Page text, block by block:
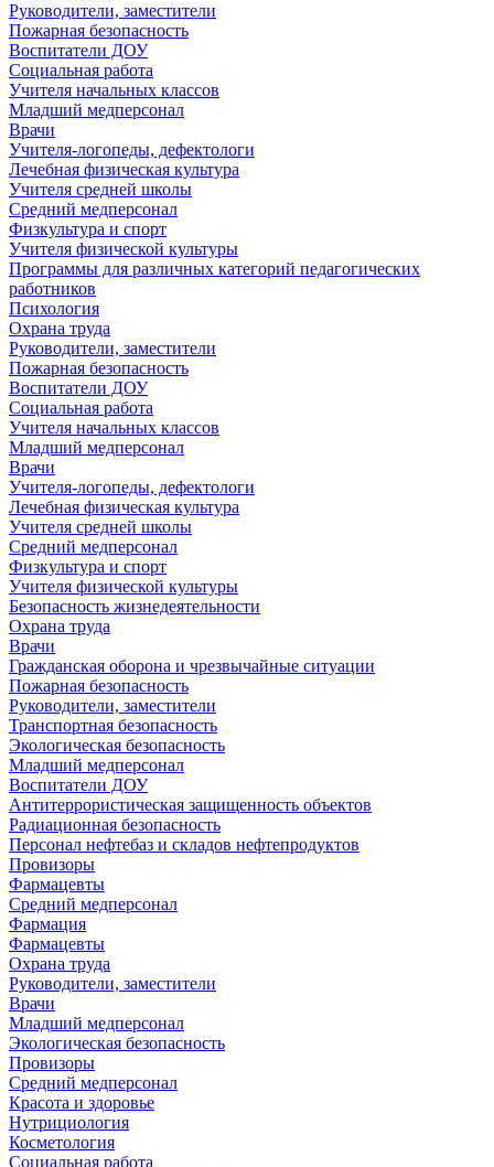
Руководители, заместители
Пожарная безопасность
Воспитатели ДОУ
Социальная работа
Учителя начальных классов
Младший медперсонал
Врачи
Учителя-логопеды, дефектологи
Лечебная физическая культура
Учителя средней школы
Средний медперсонал
Физкультура и спорт
Учителя физической культуры
Программы для различных категорий педагогических
работников
Психология
Охрана труда
Руководители, заместители
Пожарная безопасность
Воспитатели ДОУ
Социальная работа
Учителя начальных классов
Младший медперсонал
Врачи
Учителя-логопеды, дефектологи
Лечебная физическая культура
Учителя средней школы
Средний медперсонал
Физкультура и спорт
Учителя физической культуры
Безопасность жизнедеятельности
Охрана труда
Врачи
Гражданская оборона и чрезвычайные ситуации
Пожарная безопасность
Руководители, заместители
Транспортная безопасность
Экологическая безопасность
Младший медперсонал
Воспитатели ДОУ
Антитеррористическая защищенность объектов
Радиационная безопасность
Персонал нефтебаз и складов нефтепродуктов
Провизоры
Фармацевты
Средний медперсонал
Фармация
Фармацевты
Охрана труда
Руководители, заместители
Врачи
Младший медперсонал
Экологическая безопасность
Провизоры
Средний медперсонал
Красота и здоровье
Нутрициология
Косметология
Социальная работа